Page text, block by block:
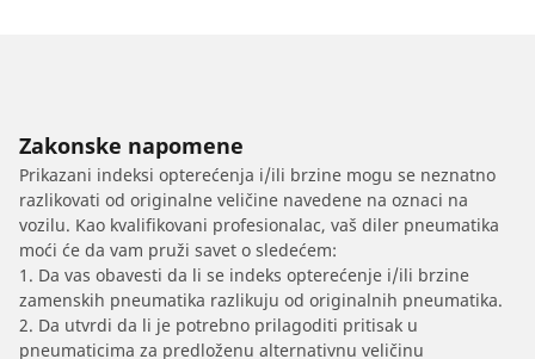
Zakonske napomene
Prikazani indeksi opterećenja i/ili brzine mogu se neznatno
razlikovati od originalne veličine navedene na oznaci na
vozilu. Kao kvalifikovani profesionalac, vaš diler pneumatika
moći će da vam pruži savet o sledećem:
1. Da vas obavesti da li se indeks opterećenje i/ili brzine
zamenskih pneumatika razlikuju od originalnih pneumatika.
2. Da utvrdi da li je potrebno prilagoditi pritisak u
pneumaticima za predloženu alternativnu veličinu